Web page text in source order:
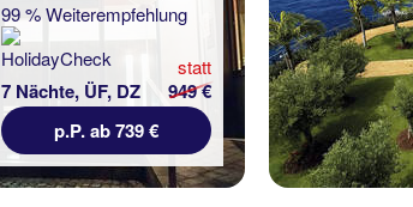
99 % Weiterempfehlung
7 Nächte, ÜF, DZ
statt
949 €
p.P. ab 739 €